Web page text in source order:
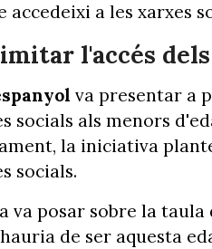
accedeixi a les xarxes
l'accés
va presentar a
socials als menors
la iniciativa
socials.
va posar sobre la
de ser aquesta